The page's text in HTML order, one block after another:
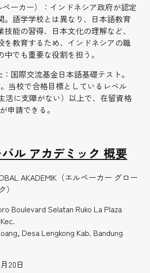
ペーカー）：インドネシア政府が認定
。語学学校とは異なり、日本語教育
能の習得、日本文化の理解など、
を教育するため、インドネシアの職
でも重要な役割を担う。
：国際交流基金日本語基礎テスト。
当校で合格目標としているレベル
活に支障がない）以上で、在留資格
申請できる。
ル アカデミック 概要
AKADEMIK（エルペーカー グロー
Selatan Ruko La Plaza
Lengkong Kab. Bandung
20日